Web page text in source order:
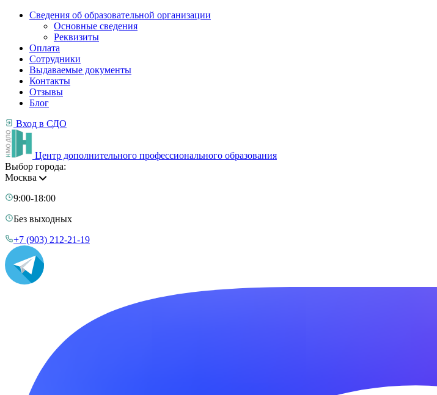
Сведения об образовательной организации
Основные сведения
Реквизиты
Оплата
Сотрудники
Выдаваемые документы
Контакты
Отзывы
Блог
Вход в СДО
Центр дополнительного профессионального образования
Выбор города:
Москва
9:00-18:00
Без выходных
+7 (903) 212-21-19